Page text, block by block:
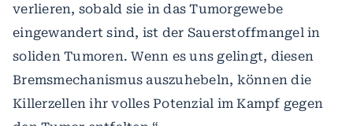
verlieren, sobald sie in das Tumorgewebe
eingewandert sind, ist der Sauerstoffmangel in
soliden Tumoren. Wenn es uns gelingt, diesen
Bremsmechanismus auszuhebeln, können die
Killerzellen ihr volles Potenzial im Kampf gegen